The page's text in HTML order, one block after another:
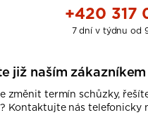
+420 317
7 dní v týdnu od
již naším
změnit termín schůzky,
Kontaktujte nás telefonicky